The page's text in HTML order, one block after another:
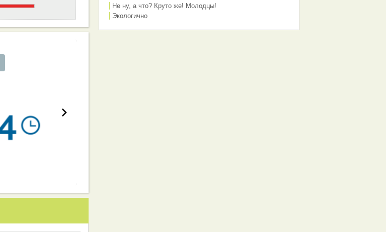
Не ну, а что? Круто же! Молодцы!
Экологично